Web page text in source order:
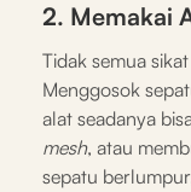
2. Memakai
Tidak semua
Menggosok
alat seadanya
mesh, atau
sepatu